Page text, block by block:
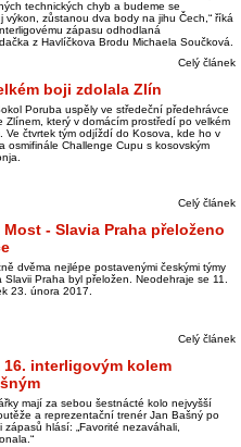
technických chyb a budeme se
výkon, zůstanou dva body na jihu Čech,“ říká
zápasu odhodlaná
z Havlíčkova Brodu Michaela Součková.
Celý článek
boji zdolala Zlín
Poruba uspěly ve středeční předehrávce
Zlínem, který v domácím prostředí po velkém
Ve čtvrtek tým odjíždí do Kosova, kde ho v
osmifinále Challenge Cupu s kosovským
Celý článek
- Slavia Praha přeloženo
dvěma nejlépe postavenými českými týmy
Praha byl přeložen. Neodehraje se 11.
23. února 2017.
Celý článek
interligovým kolem
mají za sebou šestnácté kolo nejvyšší
a reprezentační trenér Jan Bašný po
hlásí: „Favorité nezaváhali,